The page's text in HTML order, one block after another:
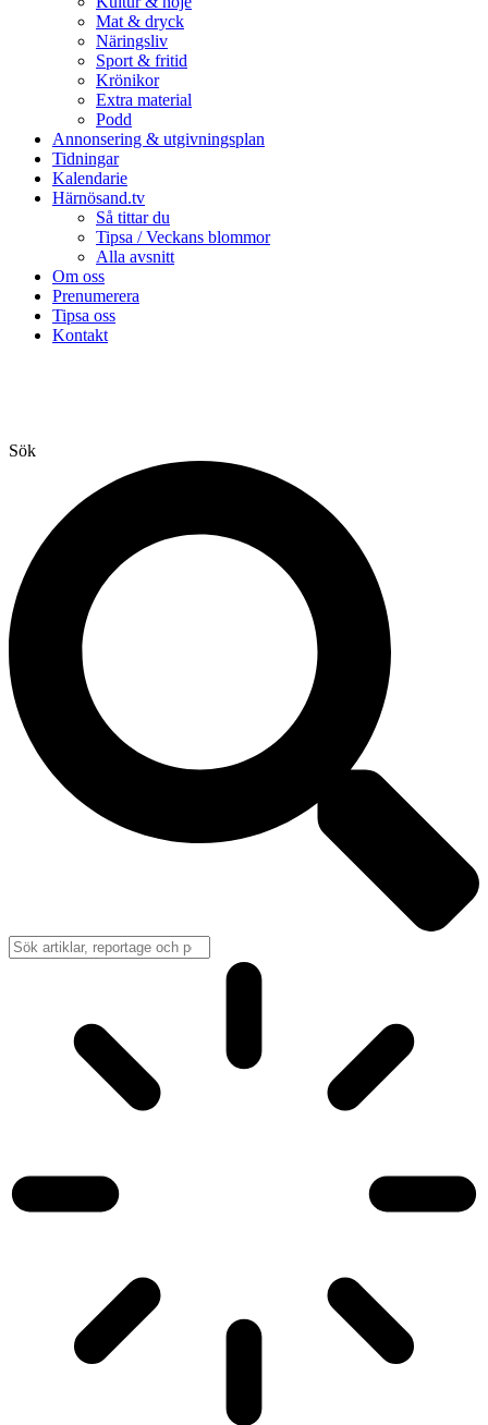
Mat & dryck
Näringsliv
Sport & fritid
Krönikor
Extra material
Podd
Annonsering & utgivningsplan
Tidningar
Kalendarie
Härnösand.tv
Så tittar du
Tipsa / Veckans blommor
Alla avsnitt
Om oss
Prenumerera
Tipsa oss
Kontakt
Sök